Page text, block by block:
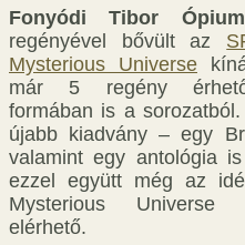
Fonyódi Tibor
regényével bővült az
Mysterious Universe
már 5 regény
formában is a
újabb kiadvány – egy
valamint egy antológia
ezzel együtt még az
Mysterious Universe
elérhető.